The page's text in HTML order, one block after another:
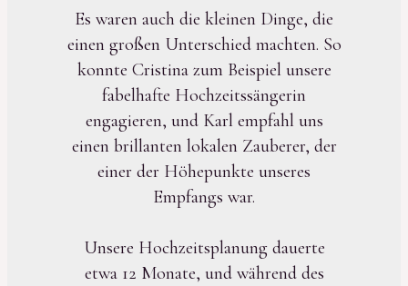
Es waren auch die kleinen Dinge, die
einen großen Unterschied machten. So
konnte Cristina zum Beispiel unsere
fabelhafte Hochzeitssängerin
engagieren, und Karl empfahl uns
einen brillanten lokalen Zauberer, der
einer der Höhepunkte unseres
Empfangs war.
Unsere Hochzeitsplanung dauerte
etwa 12 Monate, und während des